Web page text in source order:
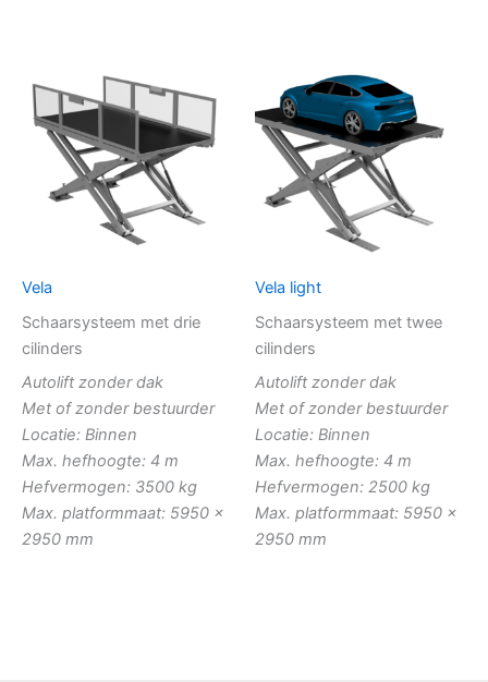
Vela
Schaarsysteem met drie
cilinders
Autolift zonder dak
Met of zonder bestuurder
Locatie: Binnen
Max. hefhoogte: 4 m
Hefvermogen: 3500 kg
Max. platformmaat: 5950 x
2950 mm
Vela light
Schaarsysteem met twee
cilinders
Autolift zonder dak
Met of zonder bestuurder
Locatie: Binnen
Max. hefhoogte: 4 m
Hefvermogen: 2500 kg
Max. platformmaat: 5950 x
2950 mm